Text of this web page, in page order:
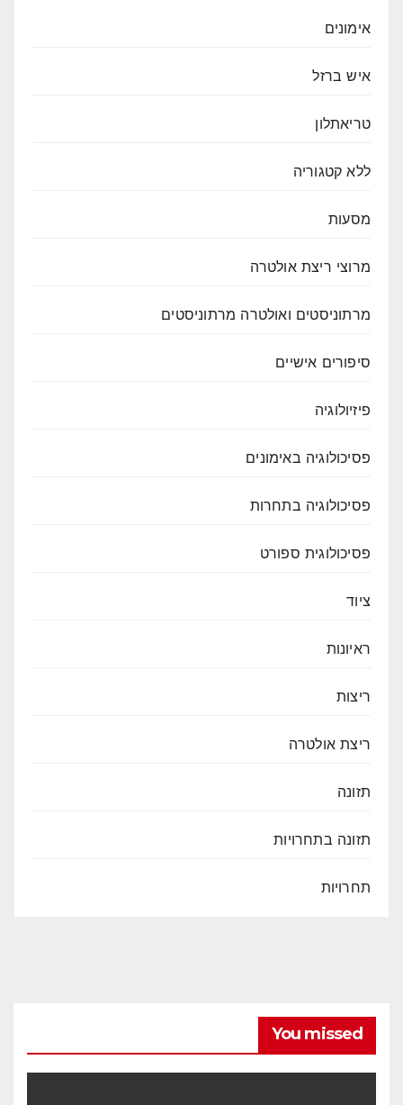
אימונים
איש ברזל
טריאתלון
ללא קטגוריה
מסעות
מרוצי ריצת אולטרה
מרתוניסטים ואולטרה מרתוניסטים
סיפורים אישיים
פיזיולוגיה
פסיכולוגיה באימונים
פסיכולוגיה בתחרות
פסיכולוגית ספורט
ציוד
ראיונות
ריצות
ריצת אולטרה
תזונה
תזונה בתחרויות
תחרויות
You missed